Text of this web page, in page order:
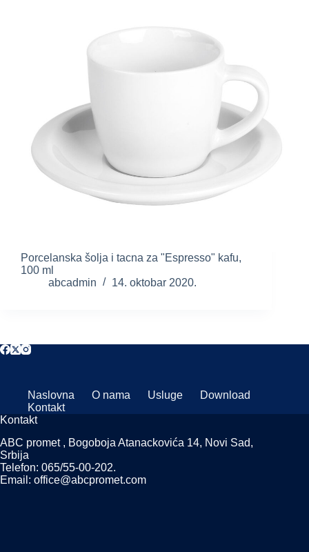
Porcelanska šolja i tacna za "Espresso" kafu,
100 ml
abcadmin
14. oktobar 2020.
Naslovna O nama Usluge
Download
Kontakt
Kontakt
ABC promet , Bogoboja Atanackovića 14, Novi Sad,
Srbija
Telefon: 065/55-00-202.
Email: office@abcpromet.com